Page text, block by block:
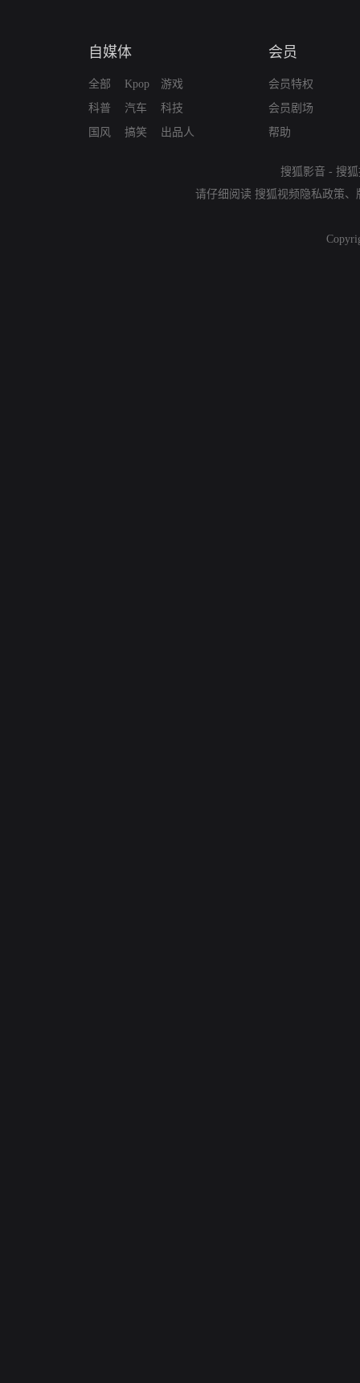
自媒体
全部
科普
国风
Kpop
汽车
搞笑
游戏
科技
出品人
会员
会员特权
会员剧场
帮助
搜狐影音 - 搜
请仔细阅读 搜狐视频隐私政策、